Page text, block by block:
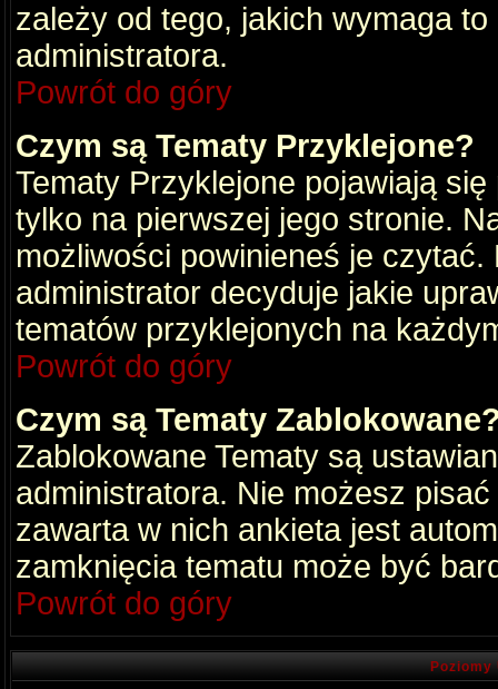
zależy od tego, jakich wymaga
administratora.
Powrót do góry
Czym są Tematy Przyklejone?
Tematy Przyklejone pojawiają
tylko na pierwszej jego stronie.
możliwości powinieneś je czytać.
administrator decyduje jakie
tematów przyklejonych na
Powrót do góry
Czym są Tematy
Zablokowane Tematy są
administratora. Nie możesz
zawarta w nich ankieta jest
zamknięcia tematu może być
Powrót do góry